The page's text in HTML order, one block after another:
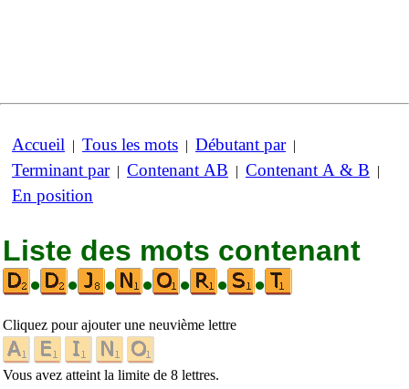
Accueil | Tous les mots | Débutant par|
Terminant par| Contenant AB | Contenant A & B |
En position
Liste des mots contenant
•
• • • • • •
Cliquez pour ajouter une neuvième lettre
Vous avez atteint la limite de 8 lettres.